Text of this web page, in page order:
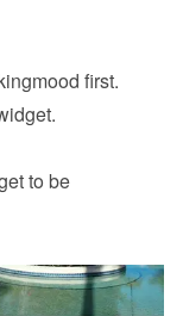
first.
.
to be